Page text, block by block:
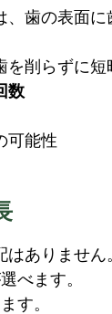
、歯の表面
削らずに短
数
可能性
ありません
べます。
す。